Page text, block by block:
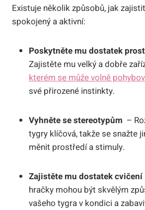
Existuje několik způsobů, jak⁣
spokojený a aktivní:
Poskytněte‍ mu dostatek
Zajistěte⁣ mu velký ⁢a ⁤dobře⁤
kterém se může volně
své přirozené ⁤instinkty.
Vyhněte se stereotypům –
tygry klíčová,‌ takže se snažte‍
měnit prostředí a stimuly.
Zajistěte mu dostatek cvičení
hračky mohou‍ být skvělým
vašeho ‍tygra‍ v kondici a